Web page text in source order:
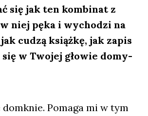
się jak ten kom­bi­nat z
niej pęka i wycho­dzi na
cudzą książ­kę, jak zapis
w Two­jej gło­wie domy­
Poma­ga mi w tym